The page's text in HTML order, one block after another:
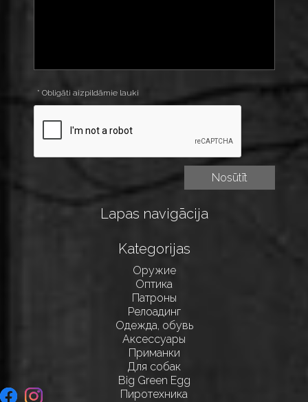
* Obligāti aizpildāmie lauki
Lapas navigācija
Kategorijas
Оружие
Оптика
Патроны
Релоадинг
Одежда, обувь
Аксессуары
Приманки
Для собак
Big Green Egg
Пиротехника